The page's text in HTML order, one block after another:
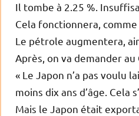
Il tombe à 2.25 %.
Cela fonctionnera, comme
Le pétrole augmentera,
Après, on va demander
« Le Japon n’a pas voulu
moins dix ans d’âge. Cela
Mais le Japon était